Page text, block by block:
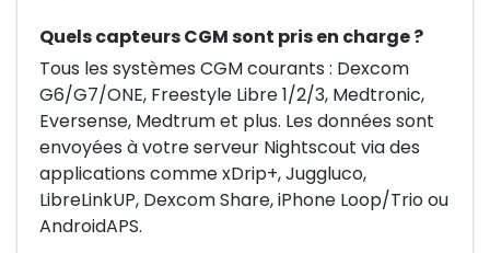
Quels capteurs CGM sont pris en charge ?
Tous les systèmes CGM courants : Dexcom
G6/G7/ONE, Freestyle Libre 1/2/3, Medtronic,
Eversense, Medtrum et plus. Les données sont
envoyées à votre serveur Nightscout via des
applications comme xDrip+, Juggluco,
LibreLinkUP, Dexcom Share, iPhone Loop/Trio ou
AndroidAPS.